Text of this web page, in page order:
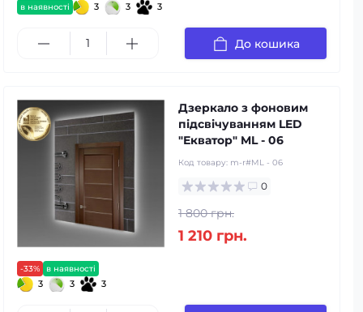
в наявності 3 3 3
До кошика
-33% в наявності
3 3 3
Дзеркало з фоновим
підсвічуванням LED
"Екватор" ML - 06
Код товару: m-r#ML - 06
0
1 800 грн.
1 210 грн.